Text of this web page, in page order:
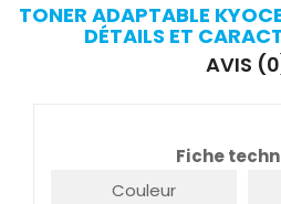
TONER ADAPTABLE
DÉTAILS ET
AVIS
Fiche
Couleur